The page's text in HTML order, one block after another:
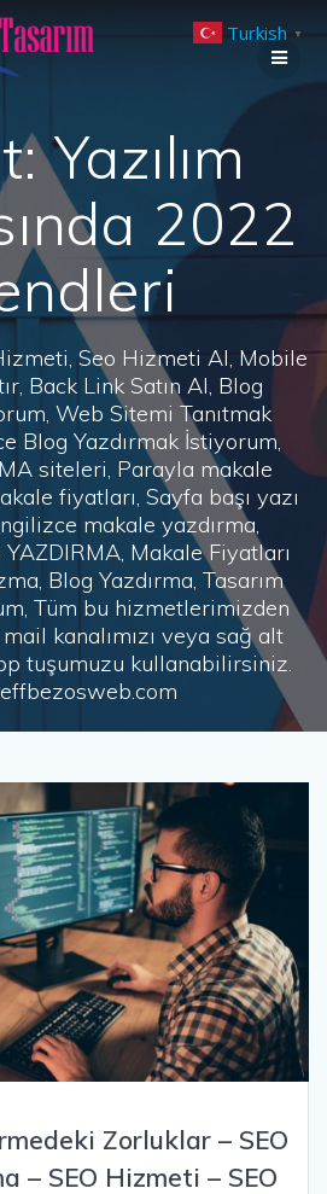
to
Yazılım
2022
Seo Hizmeti Al, Mobile
Back Link Satın Al, Blog
Web Sitemi Tanıtmak
Blog Yazdırmak İstiyorum,
siteleri, Parayla makale
fiyatları, Sayfa başı yazı
makale yazdırma,
Makale Fiyatları
Blog Yazdırma, Tasarım
Tüm bu hizmetlerimizden
kanalımızı veya sağ alt
tuşumuzu kullanabilirsiniz.
Zorluklar – SEO
– SEO Hizmeti – SEO
Turkish ▼